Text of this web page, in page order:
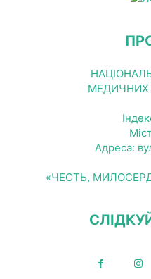
МЕДИЧНИХ
Адреса:
«ЧЕСТЬ,